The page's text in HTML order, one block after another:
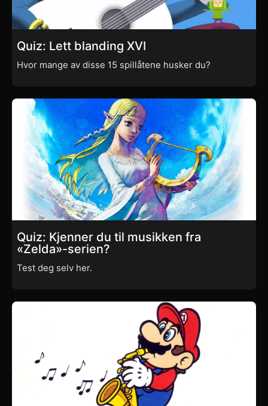
Quiz: Lett blanding XVI
Hvor mange av disse 15 spillåtene husker du?
Quiz: Kjenner du til musikken fra
«Zelda»-serien?
Test deg selv her.